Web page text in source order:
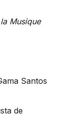
Musique
Santos
de